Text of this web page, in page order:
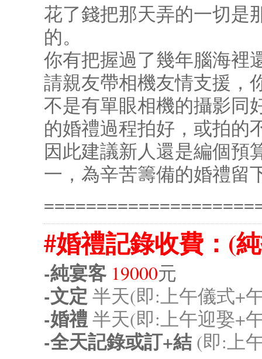
花了錢把那天弄的一切是
的。
你有把握過了幾年腦海裡
請親友帶相機友情支援，
不是有單眼相機的攝影同
的婚禮過程拍好，或拍的
因此建議新人還是編個預
一，為辛苦籌備的婚禮留
#婚禮記錄收費：(
-純宴客 19000元
-文定半天(即:上午儀式+
-婚禮半天(即:上午迎娶+
-全天記錄或訂+結 (即:上